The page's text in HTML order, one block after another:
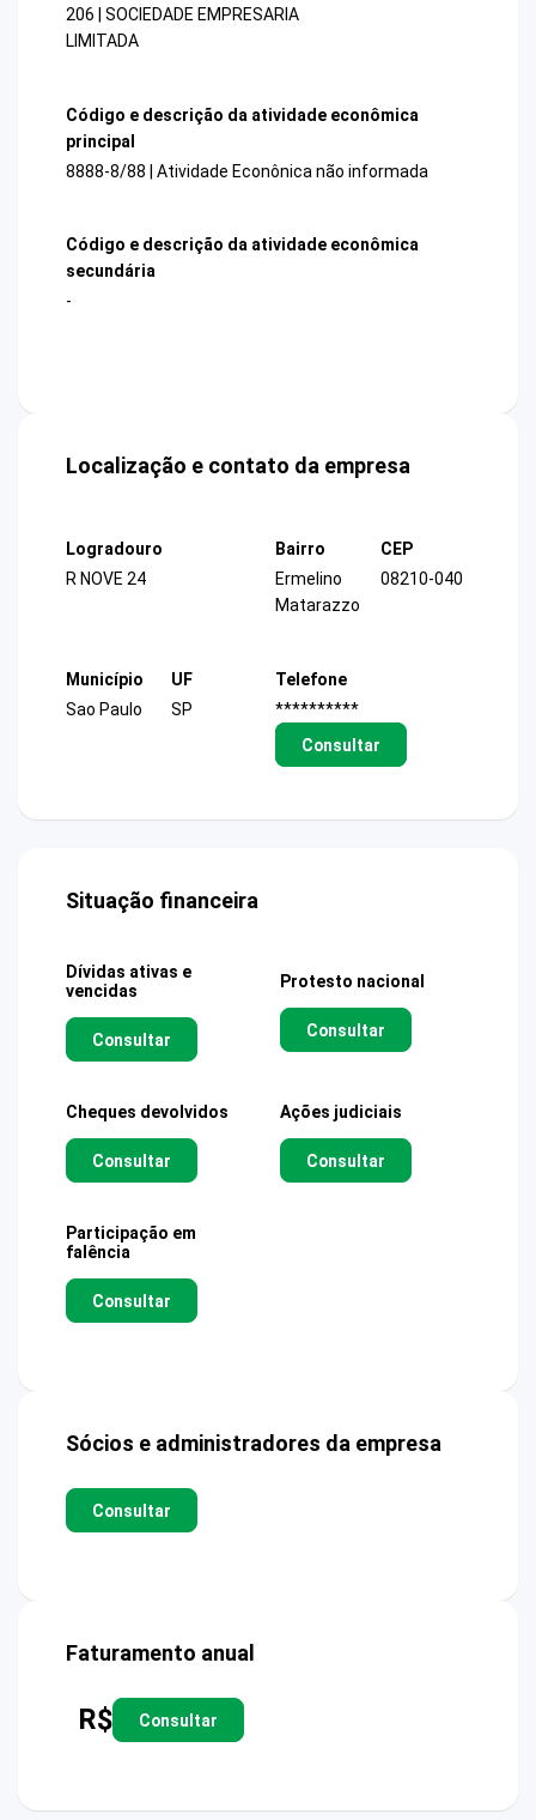
206 | SOCIEDADE EMPRESARIA
LIMITADA
Código e descrição da atividade econômica
principal
8888-8/88 | Atividade Econônica não informada
Código e descrição da atividade econômica
secundária
-
Localização e contato da empresa
Logradouro
R NOVE 24
Bairro
Ermelino
Matarazzo
CEP
08210-040
Município
Sao Paulo
UF
SP
Telefone
**********
Consultar
Situação financeira
Dívidas ativas e
vencidas
Consultar
Protesto nacional
Consultar
Cheques devolvidos
Consultar
Ações judiciais
Consultar
Participação em
falência
Consultar
Sócios e administradores da empresa
Consultar
Faturamento anual
R$ Consultar